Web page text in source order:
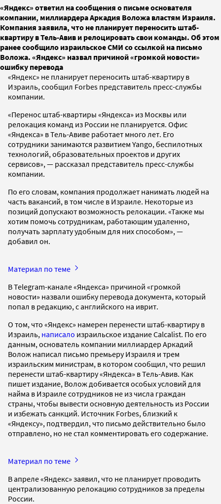
«Яндекс» ответил на сообщения о письме основателя
компании, миллиардера Аркадия Воложа властям Израиля.
Компания заявила, что не планирует переносить штаб-
квартиру в Тель-Авив и релоцировать свои команды. Об этом
ранее сообщило израильское СМИ со ссылкой на письмо
Воложа. «Яндекс» назвал причиной «громкой новости»
ошибку перевода
«Яндекс» не планирует переносить штаб-квартиру в
Израиль, сообщил Forbes представитель пресс-службы
компании.
«Перенос штаб-квартиры «Яндекса» из Москвы или
релокация команд из России не планируется. Офис
«Яндекса» в Тель-Авиве работает много лет. Его
сотрудники занимаются развитием Yango, беспилотных
технологий, образовательных проектов и других
сервисов», — рассказал представитель пресс-службы
компании.
По его словам, компания продолжает нанимать людей на
часть вакансий, в том числе в Израиле. Некоторые из
позиций допускают возможность релокации. «Также мы
хотим помочь сотрудникам, работающим удаленно,
получать зарплату удобным для них способом», —
добавил он.
Материал по теме
В Telegram-канале «Яндекса» причиной «громкой
новости» назвали ошибку перевода документа, который
попал в редакцию, с английского на иврит.
О том, что «Яндекс» намерен перенести штаб-квартиру в
Израиль, написало израильское издание Calcalist. По его
данным, основатель компании миллиардер Аркадий
Волож написал письмо премьеру Израиля и трем
израильским министрам, в котором сообщил, что решил
перенести штаб-квартиру «Яндекса» в Тель-Авив. Как
пишет издание, Волож добивается особых условий для
найма в Израиле сотрудников не из числа граждан
страны, чтобы вывести основную деятельность из России
и избежать санкций. Источник Forbes, близкий к
«Яндексу», подтвердил, что письмо действительно было
отправлено, но не стал комментировать его содержание.
Материал по теме
В апреле «Яндекс» заявил, что не планирует проводить
централизованную релокацию сотрудников за пределы
России.